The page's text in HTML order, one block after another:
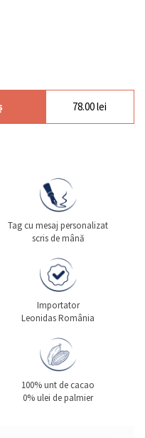
78.00lei
Tag cu mesaj personalizat
scris de mână
Importator
Leonidas România
100% unt de cacao
0% ulei de palmier